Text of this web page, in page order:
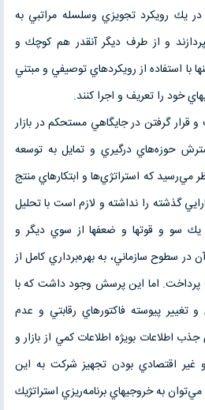
يك رويكرد تجويزي وسلسله مراتبي به
و از طرف ديگر آنقدر هم كوچك و
با استفاده از رويكرد‌هاي توصيفي و مبتني
خود را تعريف و اجرا كنند.
گرفتن در جايگاهي مستحكم در بازار
حوزه‌هاي درگيري و تمايل به توسعه
مي‌رسيد كه استراتژي‌ها و ابتكارهاي منتج
گذشته را نداشته و لازم است با تحليل
يك سو و قوتها و ضعفها از سوي ديگر و
در سطوح سازماني، به بهره‌برداري كامل از
اما اين پرسش وجود داشت كه با
تغيير پيوسته فاكتورهاي رقابتي و عدم
اطلاعات بويژه اطلاعات كمي از بازار و
غير اقتصادي بودن تجهيز شركت به اين
به خروجيهاي برنامه‌ريزي استراتژيك